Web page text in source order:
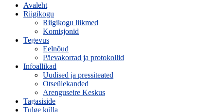
Avaleht
Riigikogu
Riigikogu liikmed
Komisjonid
Tegevus
Eelnõud
Päevakorrad ja protokollid
Infoallikad
Uudised ja pressiteated
Otseülekanded
Arenguseire Keskus
Tagasiside
Tulge külla